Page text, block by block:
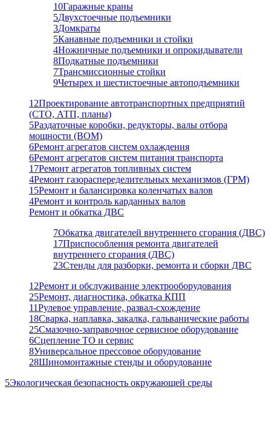
10Гаражные краны
5Двухстоечные подъемники
3Домкраты
5Канавные подъемники и стойки
4Ножничные подъемники и опрокидыватели
8Подкатные подъемники
7Трансмиссионные стойки
9Четырех и шестистоечные автоподъемники
12Проектирование автотранспортных предприятий
(СТО, АТП, планы)
5Раздаточные коробки, редукторы, валы отбора
мощности (ВОМ)
6Ремонт агрегатов систем охлаждения
6Ремонт агрегатов систем питания транспорта
17Ремонт агрегатов топливных систем
4Ремонт газораспеределительных механизмов (ГРМ)
15Ремонт и балансировка коленчатых валов
4Ремонт и контроль карданных валов
Ремонт и обкатка ДВС
7Обкатка двигателей внутреннего сгорания (ДВС)
17Приспособления ремонта двигателей
внутреннего сгорания (ДВС)
23Стенды для разборки, ремонта и сборки ДВС
12Ремонт и обслуживание электрооборудования
25Ремонт, диагностика, обкатка КПП
11Рулевое управление, развал-схождение
18Сварка, наплавка, закалка, гальванические работы
25Смазочно-заправочное сервисное оборудование
6Сцепление ТО и сервис
8Универсальное прессовое оборудование
28Шиномонтажные стенды и оборудование
5Экологическая безопасность окружающей среды